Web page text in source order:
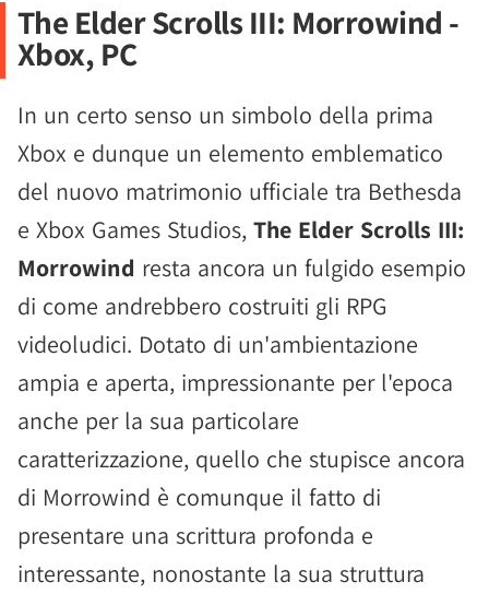
The Elder Scrolls III: Morrowind -
Xbox, PC
In un certo senso un simbolo della prima
Xbox e dunque un elemento emblematico
del nuovo matrimonio ufficiale tra Bethesda
e Xbox Games Studios, The Elder Scrolls III:
Morrowind resta ancora un fulgido esempio
di come andrebbero costruiti gli RPG
videoludici. Dotato di un'ambientazione
ampia e aperta, impressionante per l'epoca
anche per la sua particolare
caratterizzazione, quello che stupisce ancora
di Morrowind è comunque il fatto di
presentare una scrittura profonda e
interessante, nonostante la sua struttura